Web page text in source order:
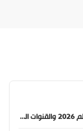
موعد مباراة إنجلترا وكرواتيا في كأس العالم 2026 والقنوات الناقلة